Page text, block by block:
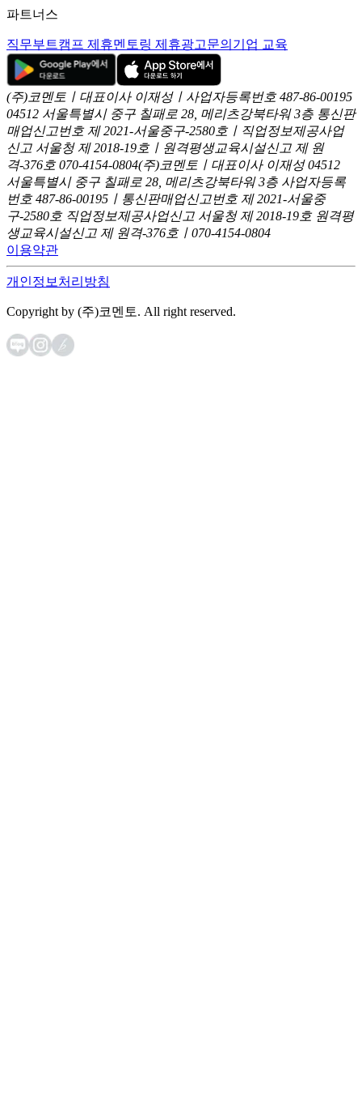
파트너스
직무부트캠프 제휴멘토링 제휴광고문의 기업 교육
(주)코멘토ㅣ대표이사 이재성ㅣ사업자등록번호 487-86-00195
04512 서울특별시 중구 칠패로 28, 메리츠강북타워 3층 통신판
매업신고번호 제 2021-서울중구-2580호ㅣ직업정보제공사업
신고 서울청 제 2018-19호ㅣ원격평생교육시설신고 제 원
격-376호 070-4154-0804(주)코멘토ㅣ대표이사 이재성 04512
서울특별시 중구 칠패로 28, 메리츠강북타워 3층 사업자등록
번호 487-86-00195ㅣ통신판매업신고번호 제 2021-서울중
구-2580호 직업정보제공사업신고 서울청 제 2018-19호 원격평
생교육시설신고 제 원격-376호ㅣ070-4154-0804
이용약관
개인정보처리방침
Copyright by (주)코멘토. All right reserved.